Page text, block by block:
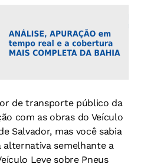
de transporte público da
com as obras do Veículo
Salvador, mas você sabia
semelhante a
Leve sobre Pneus